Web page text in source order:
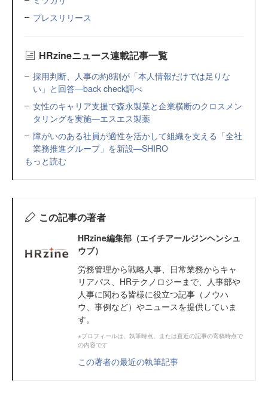
プレスリリース
HRzineニュース連載記事一覧
採用判断、人事の約8割が「本人情報だけでは足りな
い」と回答—back check調べ
女性のキャリア支援で森永製菓と企業横断のクロスメン
タリングを実施—エスエス製薬
障がいのある社員が適性を活かして組織を支える「全社
業務推進グループ」を新設—SHIRO
もっと読む
この記事の著者
HRzine編集部（エイチアールジンヘンシュ
ウブ）
労務管理から戦略人事、日常業務からキャ
リアパス、HRテクノロジーまで、人事部や
人事に関わる皆様に役立つ記事（ノウハ
ウ、事例など）やニュースを提供していま
す。
※プロフィールは、執筆時点、または直近の記事の寄稿時点で
の内容です
この著者の最近の執筆記事